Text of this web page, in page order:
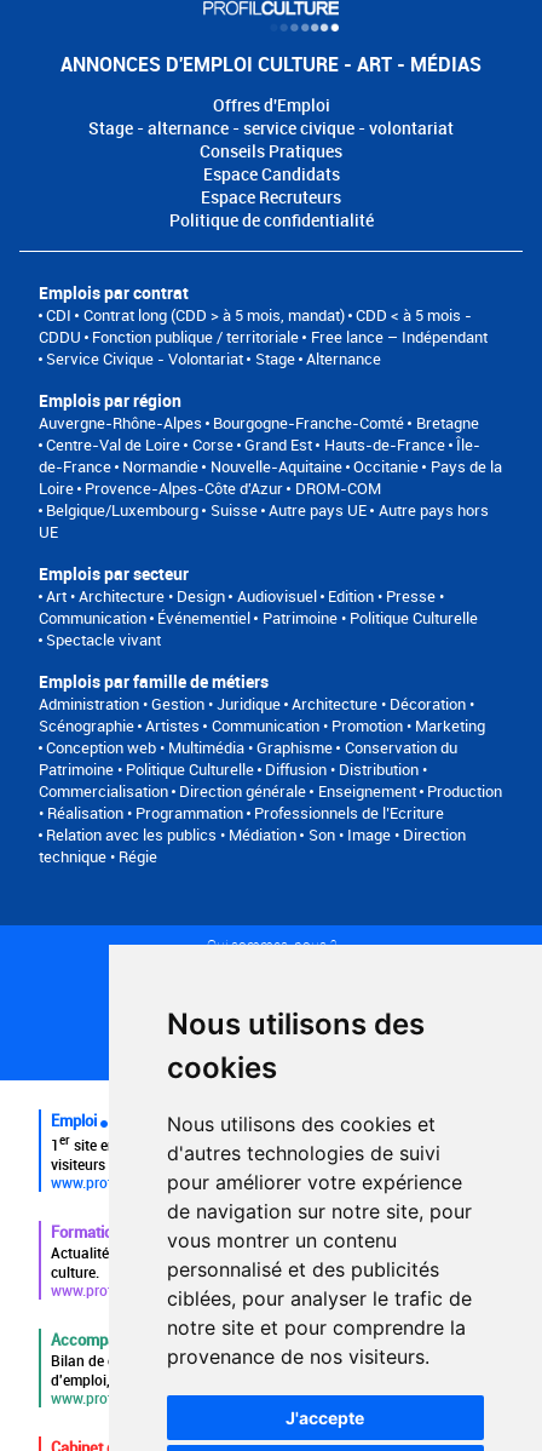
Nous utilisons des
cookies
Nous utilisons des cookies et
d'autres technologies de suivi
pour améliorer votre expérience
de navigation sur notre site, pour
vous montrer un contenu
personnalisé et des publicités
ciblées, pour analyser le trafic de
notre site et pour comprendre la
provenance de nos visiteurs.
J'accepte
ANNONCES D'EMPLOI CULTURE - ART - MÉDIAS
Offres d'Emploi
Stage - alternance - service civique - volontariat
Conseils Pratiques
Espace Candidats
Espace Recruteurs
Politique de confidentialité
Emplois par contrat
CDI Contrat long (CDD > à 5 mois, mandat) CDD < à 5 mois -
CDDU
Fonction publique / territoriale
Free lance – Indépendant
Service Civique - Volontariat
Stage Alternance
Emplois par région
Auvergne-Rhône-Alpes Bourgogne-Franche-Comté
Bretagne
Centre-Val de Loire Corse Grand Est Hauts-de-France Île-
de-France Normandie Nouvelle-Aquitaine Occitanie
Pays de la
Loire Provence-Alpes-Côte d'Azur
DROM-COM
Belgique/Luxembourg
Suisse Autre pays UE Autre pays hors
UE
Emplois par secteur
Art • Architecture • Design Audiovisuel Edition • Presse •
Communication Événementiel
Patrimoine • Politique Culturelle
Spectacle vivant
Emplois par famille de métiers
Administration • Gestion • Juridique Architecture • Décoration •
Scénographie Artistes
Communication • Promotion • Marketing
Conception web • Multimédia • Graphisme Conservation du
Patrimoine • Politique Culturelle Diffusion • Distribution •
Commercialisation Direction générale Enseignement Production
• Réalisation • Programmation Professionnels de l’Ecriture
Relation avec les publics • Médiation
Son • Image • Direction
technique • Régie
Qui sommes-nous ?
Plan du site
FAQ recruteurs
FAQ
Emploi
1er site emploi du secteur culturel 784.000 visites et 230.000
visiteurs uniques par mois.
www.profilculture.com
Formation
Actualités, guide et annuaire des formations aux métiers de la
culture.
www.profilculture-formation.com
Accompagnement professionnel
Bilan de compétences, coaching, techniques de recherche
d'emploi, entretien conseil.
www.profilculture-competences.com